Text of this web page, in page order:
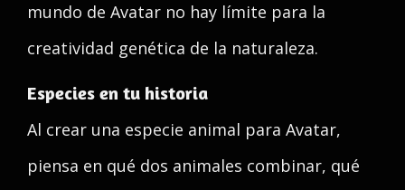
mundo de Avatar no hay límite para la
creatividad genética de la naturaleza.
Especies en tu historia
Al crear una especie animal para Avatar,
piensa en qué dos animales combinar, qué